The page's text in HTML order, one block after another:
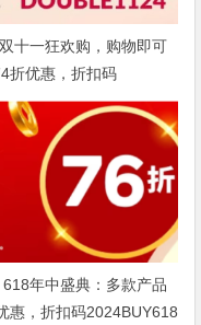
十一狂欢购，购物即可
折优惠，折扣码
618年中盛典：多款产品
惠，折扣码2024BUY618